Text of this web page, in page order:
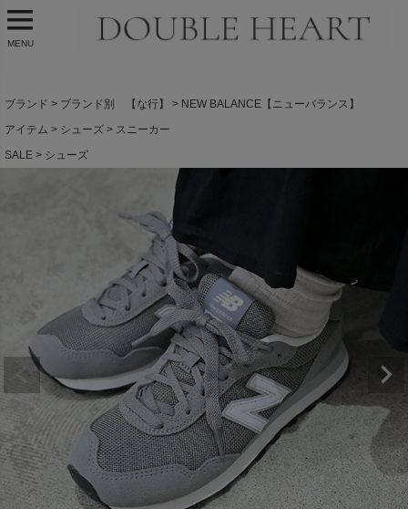
MENU
ブランド ブランド別 【な行】
NEW BALANCE【ニューバランス】
アイテム
シューズ
スニーカー
SALE
シューズ